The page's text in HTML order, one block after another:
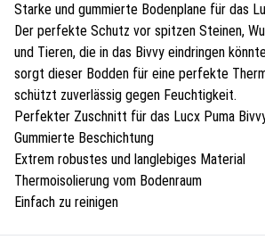
Starke und gummierte Bodenplane für das
Der perfekte Schutz vor spitzen Steinen,
und Tieren, die in das Bivvy eindringen
sorgt dieser Bodden für eine perfekte
schützt zuverlässig gegen Feuchtigkeit.
Perfekter Zuschnitt für das Lucx Puma
Gummierte Beschichtung
Extrem robustes und langlebiges Material
Thermoisolierung vom Bodenraum
Einfach zu reinigen